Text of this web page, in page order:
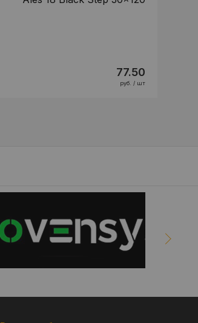
77.50
руб. / шт